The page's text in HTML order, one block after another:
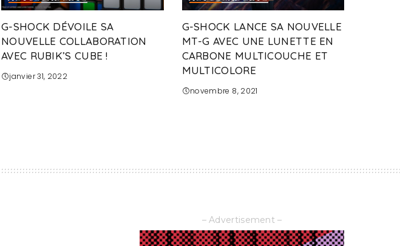
G-SHOCK DÉVOILE SA
NOUVELLE COLLABORATION
AVEC RUBIK’S CUBE !
janvier 31, 2022
G-SHOCK LANCE SA NOUVELLE
MT-G AVEC UNE LUNETTE EN
CARBONE MULTICOUCHE ET
MULTICOLORE
novembre 8, 2021
– Advertisement –